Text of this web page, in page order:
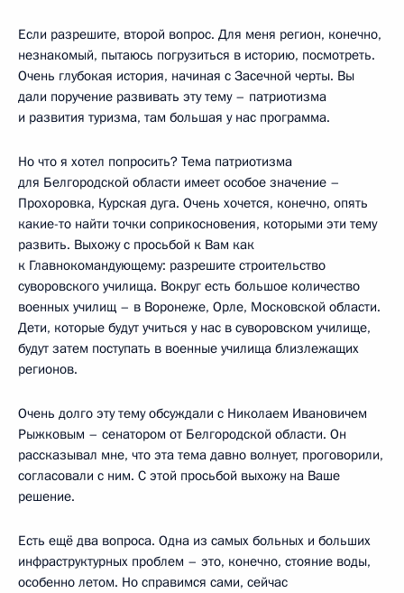
Если разрешите, второй вопрос. Для меня регион, конечно,
незнакомый, пытаюсь погрузиться в историю, посмотреть.
Очень глубокая история, начиная с Засечной черты. Вы
дали поручение развивать эту тему – патриотизма
и развития туризма, там большая у нас программа.
Но что я хотел попросить? Тема патриотизма
для Белгородской области имеет особое значение –
Прохоровка, Курская дуга. Очень хочется, конечно, опять
какие-то найти точки соприкосновения, которыми эти тему
развить. Выхожу с просьбой к Вам как
к Главнокомандующему: разрешите строительство
суворовского училища. Вокруг есть большое количество
военных училищ – в Воронеже, Орле, Московской области.
Дети, которые будут учиться у нас в суворовском училище,
будут затем поступать в военные училища близлежащих
регионов.
Очень долго эту тему обсуждали с Николаем Ивановичем
Рыжковым – сенатором от Белгородской области. Он
рассказывал мне, что эта тема давно волнует, проговорили,
согласовали с ним. С этой просьбой выхожу на Ваше
решение.
Есть ещё два вопроса. Одна из самых больных и больших
инфраструктурных проблем – это, конечно, стояние воды,
особенно летом. Но справимся сами, сейчас